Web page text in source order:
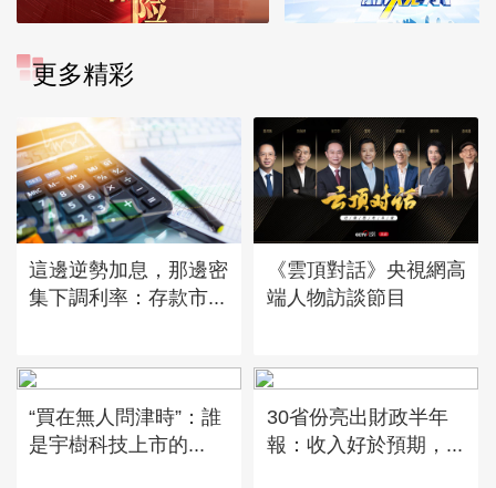
更多精彩
這邊逆勢加息，那邊密
集下調利率：存款市...
《雲頂對話》央視網高
端人物訪談節目
“買在無人問津時”：誰
是宇樹科技上市的...
30省份亮出財政半年
報：收入好於預期，...